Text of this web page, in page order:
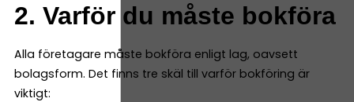
2. Varför du måste bokföra
Alla företagare måste bokföra enligt lag, oavsett
bolagsform. Det finns tre skäl till varför bokföring är
viktigt: